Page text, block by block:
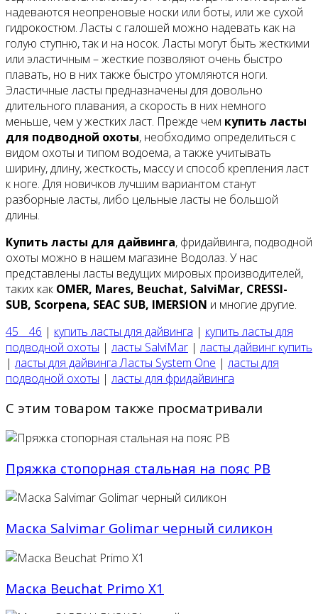
надеваются неопреновые носки или боты, или же сухой
гидрокостюм. Ласты с галошей можно надевать как на
голую ступню, так и на носок. Ласты могут быть жесткими
или эластичным – жесткие позволяют очень быстро
плавать, но в них также быстро утомляются ноги.
Эластичные ласты предназначены для довольно
длительного плавания, а скорость в них немного
меньше, чем у жестких ласт. Прежде чем купить ласты
для подводной охоты, необходимо определиться с
видом охоты и типом водоема, а также учитывать
ширину, длину, жесткость, массу и способ крепления ласт
к ноге. Для новичков лучшим вариантом станут
разборные ласты, либо цельные ласты не большой
длины.
Купить ласты для дайвинга, фридайвинга, подводной
охоты можно в нашем магазине Водолаз. У нас
представлены ласты ведущих мировых производителей,
таких как OMER, Mares, Beuchat, SalviMar, CRESSI-
SUB, Scorpena, SEAC SUB, IMERSION и многие другие.
45 _ 46 | купить ласты для дайвинга | купить ласты для
подводной охоты | ласты SalviMar | ласты дайвинг купить
| ласты для дайвинга Ласты System One | ласты для
подводной охоты | ласты для фридайвинга
С этим товаром также просматривали
Пряжка стопорная стальная на пояс PB
Маска Salvimar Golimar черный силикон
Маска Beuchat Primo X1